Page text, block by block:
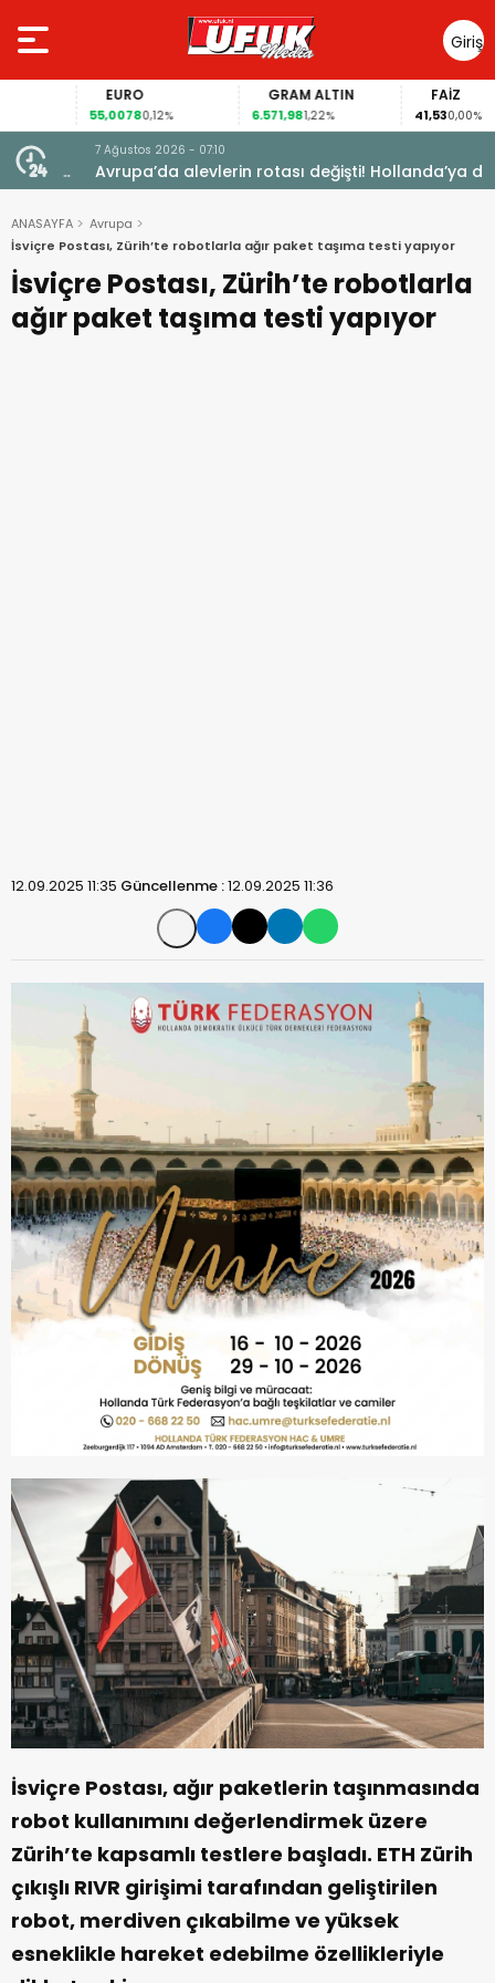
Giriş
Yap
55,00780,12%
GRAM ALTIN
6.571,981,22% 0,00%
7 Ağustos 2026 - 07:10
Avrupa’da alevlerin rotası değişti! Hollanda’ya da
ulaştı
ANASAYFA
Avrupa
İsviçre Postası, Zürih’te robotlarla ağır paket taşıma testi yapıyor
İsviçre Postası, Zürih’te robotlarla
ağır paket taşıma testi yapıyor
12.09.2025 11:35 Güncellenme :12.09.2025 11:36
İsviçre Postası, ağır paketlerin taşınmasında
robot kullanımını değerlendirmek üzere
Zürih’te kapsamlı testlere başladı. ETH Zürih
çıkışlı RIVR girişimi tarafından geliştirilen
robot, merdiven çıkabilme ve yüksek
esneklikle hareket edebilme özellikleriyle